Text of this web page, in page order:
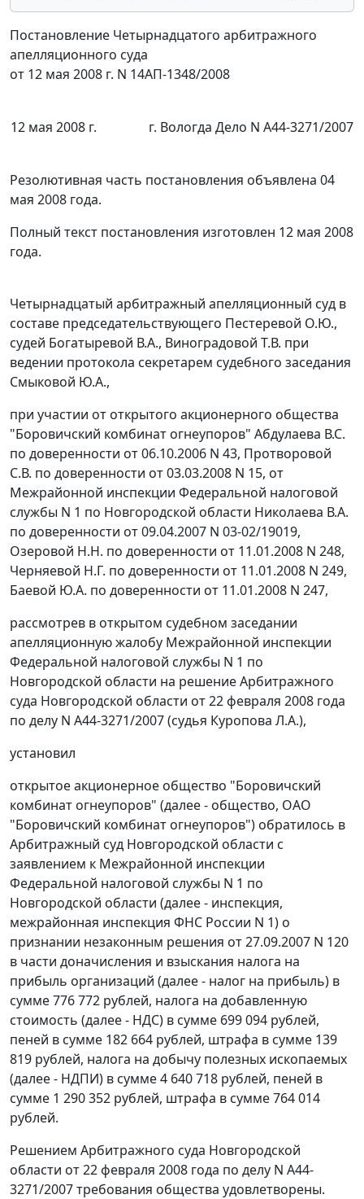
Постановление Четырнадцатого арбитражного
апелляционного суда
от 12 мая 2008 г. N 14АП-1348/2008
12 мая 2008 г. г. Вологда Дело N А44-3271/2007
Резолютивная часть постановления объявлена 04
мая 2008 года.
Полный текст постановления изготовлен 12 мая 2008
года.
Четырнадцатый арбитражный апелляционный суд в
составе председательствующего Пестеревой О.Ю.,
судей Богатыревой В.А., Виноградовой Т.В. при
ведении протокола секретарем судебного заседания
Смыковой Ю.А.,
при участии от открытого акционерного общества
"Боровичский комбинат огнеупоров" Абдулаева В.С.
по доверенности от 06.10.2006 N 43, Протворовой
С.В. по доверенности от 03.03.2008 N 15, от
Межрайонной инспекции Федеральной налоговой
службы N 1 по Новгородской области Николаева В.А.
по доверенности от 09.04.2007 N 03-02/19019,
Озеровой Н.Н. по доверенности от 11.01.2008 N 248,
Черняевой Н.Г. по доверенности от 11.01.2008 N 249,
Баевой Ю.А. по доверенности от 11.01.2008 N 247,
рассмотрев в открытом судебном заседании
апелляционную жалобу Межрайонной инспекции
Федеральной налоговой службы N 1 по
Новгородской области на решение Арбитражного
суда Новгородской области от 22 февраля 2008 года
по делу N А44-3271/2007 (судья Куропова Л.А.),
установил
открытое акционерное общество "Боровичский
комбинат огнеупоров" (далее - общество, ОАО
"Боровичский комбинат огнеупоров") обратилось в
Арбитражный суд Новгородской области с
заявлением к Межрайонной инспекции
Федеральной налоговой службы N 1 по
Новгородской области (далее - инспекция,
межрайонная инспекция ФНС России N 1) о
признании незаконным решения от 27.09.2007 N 120
в части доначисления и взыскания налога на
прибыль организаций (далее - налог на прибыль) в
сумме 776 772 рублей, налога на добавленную
стоимость (далее - НДС) в сумме 699 094 рублей,
пеней в сумме 182 664 рублей, штрафа в сумме 139
819 рублей, налога на добычу полезных ископаемых
(далее - НДПИ) в сумме 4 640 718 рублей, пеней в
сумме 1 290 352 рублей, штрафа в сумме 764 014
рублей.
Решением Арбитражного суда Новгородской
области от 22 февраля 2008 года по делу N А44-
3271/2007 требования общества удовлетворены.